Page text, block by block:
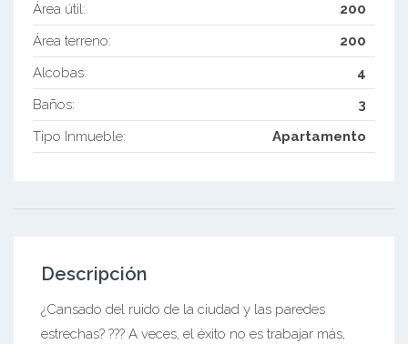
Área útil:
200
Área terreno:
200
Alcobas:
4
Baños:
3
Tipo Inmueble:
Apartamento
Descripción
¿Cansado del ruido de la ciudad y las paredes
estrechas? ??? A veces, el éxito no es trabajar más,